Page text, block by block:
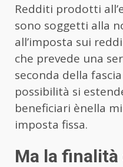
Redditi prodotti
sono soggetti alla
all’imposta sui
che prevede una
seconda della
possibilità si
beneficiari ènella
imposta fissa.
Ma la finalità